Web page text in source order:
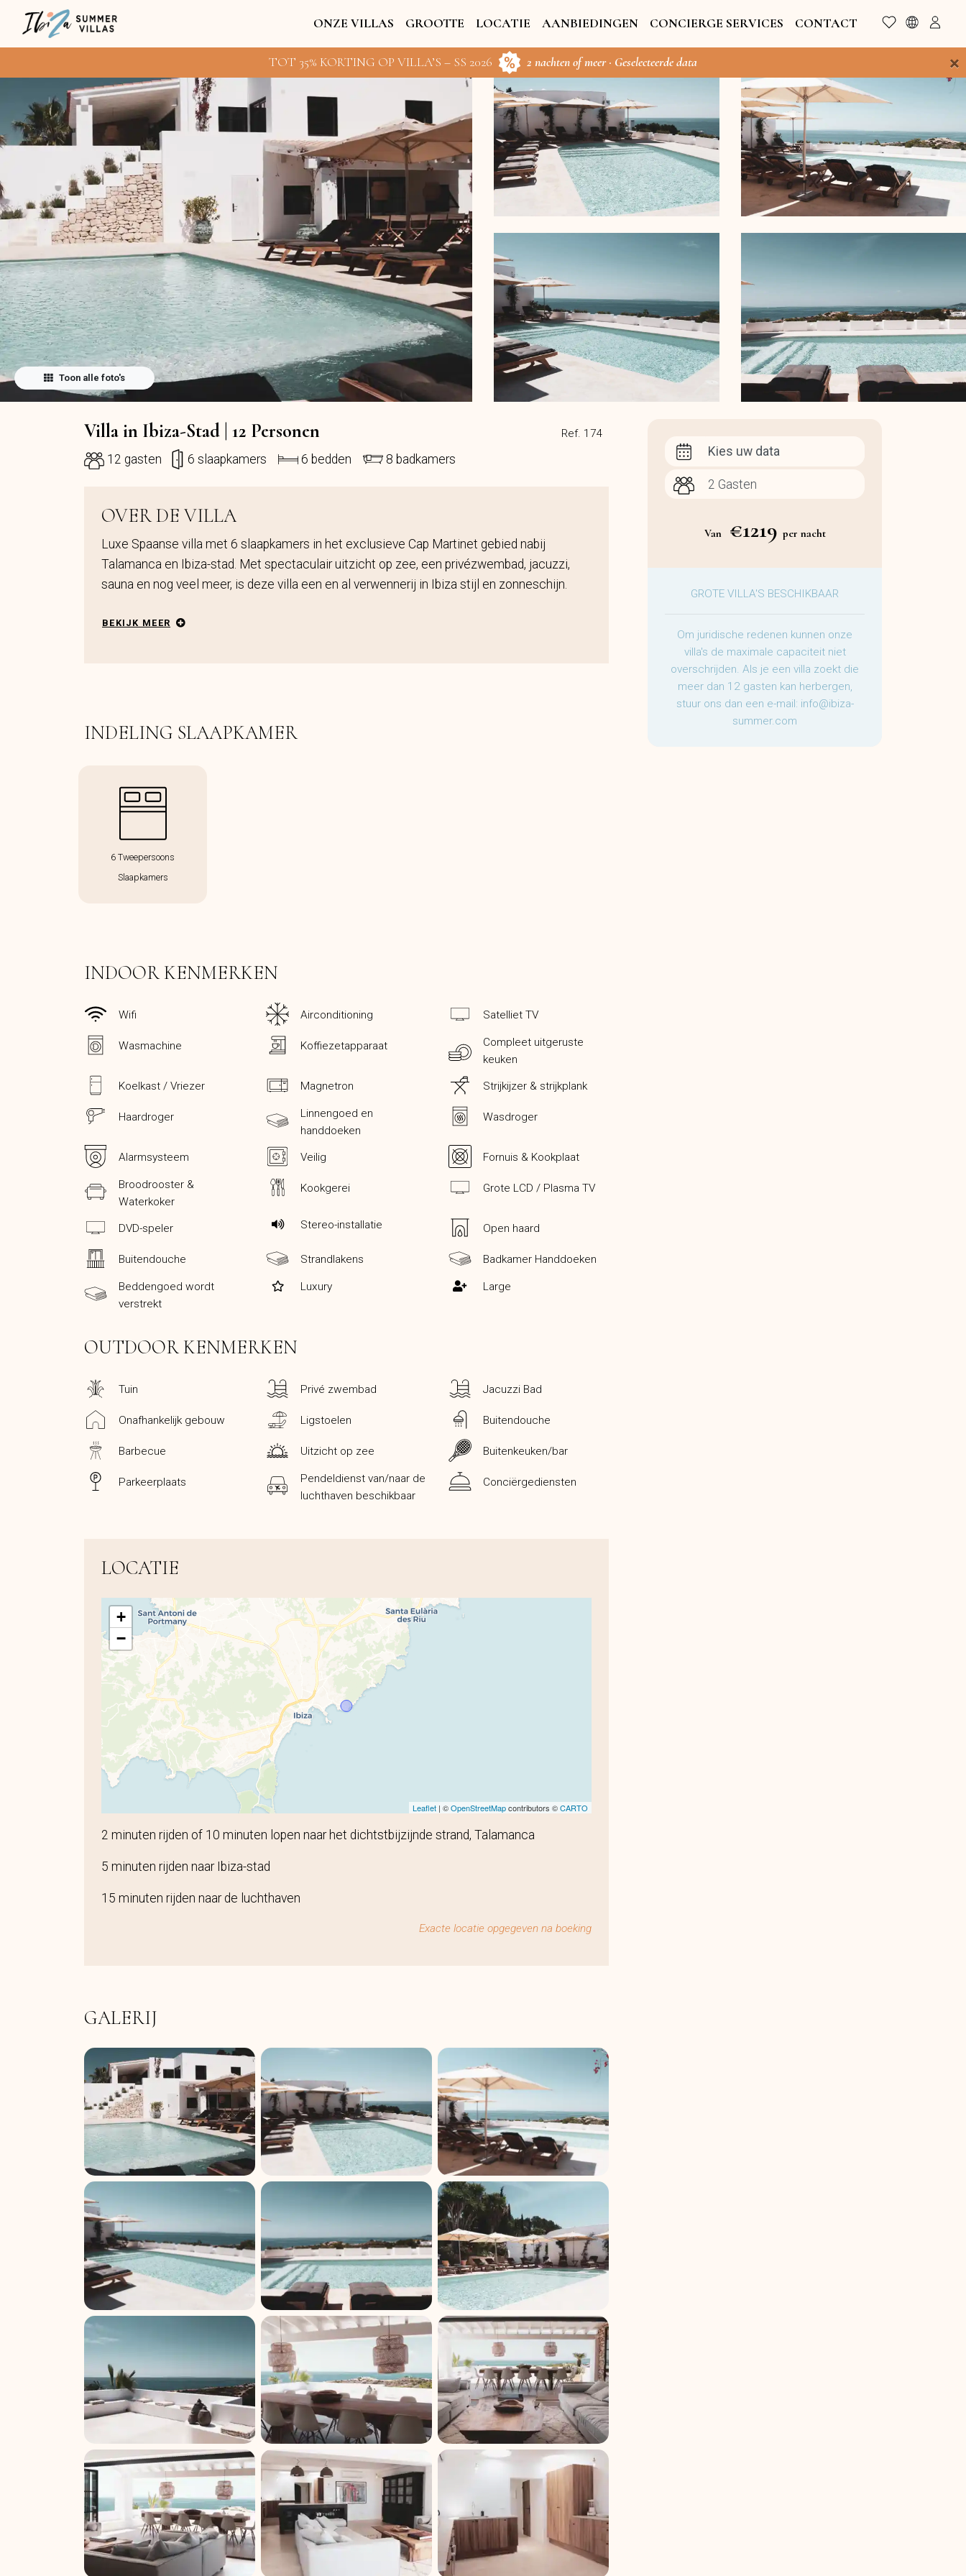
ONZE VILLAS GROOTTE LOCATIE AANBIEDINGEN CONCIERGE SERVICES CONTACT
TOT 35% KORTING OP VILLA’S – SS 2026 2 nachten of meer · Geselecteerde data ×
Toon alle foto's
Ref. 174
Villa in Ibiza-Stad | 12 Personen
12 gasten 6 slaapkamers 6 bedden 8 badkamers
OVER DE VILLA
Luxe Spaanse villa met 6 slaapkamers in het exclusieve Cap Martinet gebied nabij
Talamanca en Ibiza-stad. Met spectaculair uitzicht op zee, een privézwembad, jacuzzi,
sauna en nog veel meer, is deze villa een en al verwennerij in Ibiza stijl en zonneschijn.
BEKIJK MEER
INDELING SLAAPKAMER
6 Tweepersoons
Slaapkamers
INDOOR KENMERKEN
Wifi Airconditioning Satelliet TV
Wasmachine Koffiezetapparaat
Compleet uitgeruste
keuken
Koelkast / Vriezer Magnetron Strijkijzer & strijkplank
Haardroger
Linnengoed en
handdoeken
Wasdroger
Alarmsysteem Veilig Fornuis & Kookplaat
Broodrooster &
Waterkoker
Kookgerei Grote LCD / Plasma TV
DVD-speler Stereo-installatie Open haard
Buitendouche Strandlakens Badkamer Handdoeken
Beddengoed wordt
verstrekt
Luxury Large
OUTDOOR KENMERKEN
Tuin Privé zwembad Jacuzzi Bad
Onafhankelijk gebouw Ligstoelen Buitendouche
Barbecue Uitzicht op zee Buitenkeuken/bar
Parkeerplaats
Pendeldienst van/naar de
luchthaven beschikbaar
Conciërgediensten
LOCATIE
+
−
Leaflet | ©OpenStreetMapcontributors ©CARTO
2 minuten rijden of 10 minuten lopen naar het dichtstbijzijnde strand, Talamanca
5 minuten rijden naar Ibiza-stad
15 minuten rijden naar de luchthaven
Exacte locatie opgegeven na boeking
GALERIJ
Kies uw data
Van €1219 per nacht
GROTE VILLA'S BESCHIKBAAR
Om juridische redenen kunnen onze
villa's de maximale capaciteit niet
overschrijden. Als je een villa zoekt die
meer dan 12 gasten kan herbergen,
stuur ons dan een e-mail: info@ibiza-
summer.com